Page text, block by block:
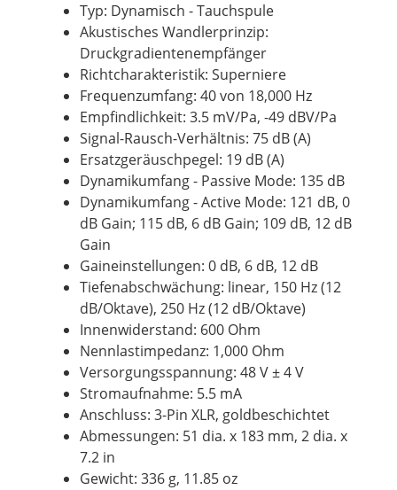
Typ: Dynamisch - Tauchspule
Akustisches Wandlerprinzip:
Druckgradientenempfänger
Richtcharakteristik: Superniere
Frequenzumfang: 40 von 18,000 Hz
Empfindlichkeit: 3.5 mV/Pa, -49 dBV/Pa
Signal-Rausch-Verhältnis: 75 dB (A)
Ersatzgeräuschpegel: 19 dB (A)
Dynamikumfang - Passive Mode: 135 dB
Dynamikumfang - Active Mode: 121 dB, 0
dB Gain; 115 dB, 6 dB Gain; 109 dB, 12 dB
Gain
Gaineinstellungen: 0 dB, 6 dB, 12 dB
Tiefenabschwächung: linear, 150 Hz (12
dB/Oktave), 250 Hz (12 dB/Oktave)
Innenwiderstand: 600 Ohm
Nennlastimpedanz: 1,000 Ohm
Versorgungsspannung: 48 V ± 4 V
Stromaufnahme: 5.5 mA
Anschluss: 3-Pin XLR, goldbeschichtet
Abmessungen: 51 dia. x 183 mm, 2 dia. x
7.2 in
Gewicht: 336 g, 11.85 oz